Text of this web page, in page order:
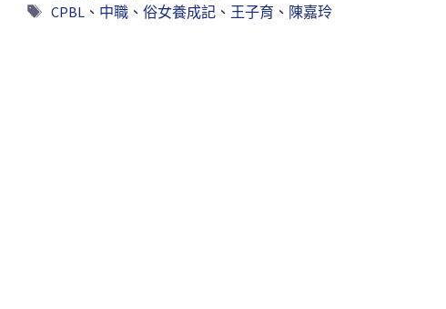
CPBL 、 中職、 俗女養成記、 王子育、 陳嘉玲